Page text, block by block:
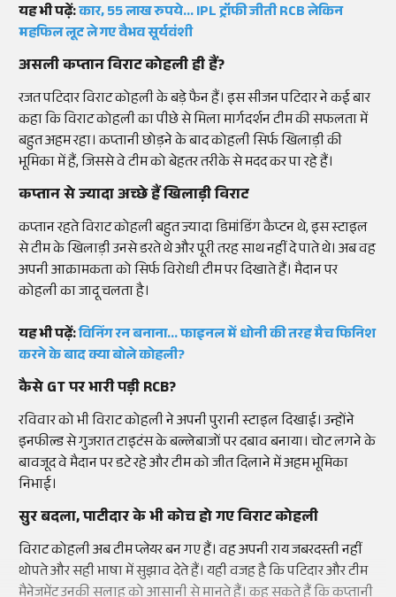
यह भी पढ़ें:कार, 55 लाख रुपये... IPL ट्रॉफी जीती RCB लेकिन
महफिल लूट ले गए वैभव सूर्यवंशी
असली कप्तान विराट कोहली ही हैं?
रजत पटिदार विराट कोहली के बड़े फैन हैं। इस सीजन पटिदार ने कई बार
कहा कि विराट कोहली का पीछे से मिला मार्गदर्शन टीम की सफलता में
बहुत अहम रहा। कप्तानी छोड़ने के बाद कोहली सिर्फ खिलाड़ी की
भूमिका में हैं, जिससे वे टीम को बेहतर तरीके से मदद कर पा रहे हैं।
कप्तान से ज्यादा अच्छे हैं खिलाड़ी विराट
कप्तान रहते विराट कोहली बहुत ज्यादा डिमांडिंग कैप्टन थे, इस स्टाइल
से टीम के खिलाड़ी उनसे डरते थे और पूरी तरह साथ नहीं दे पाते थे। अब वह
अपनी आक्रामकता को सिर्फ विरोधी टीम पर दिखाते हैं। मैदान पर
कोहली का जादू चलता है।
यह भी पढ़ें:विनिंग रन बनाना... फाइनल में धोनी की तरह मैच फिनिश
करने के बाद क्या बोले कोहली?
कैसे GT पर भारी पड़ी RCB?
रविवार को भी विराट कोहली ने अपनी पुरानी स्टाइल दिखाई। उन्होंने
इनफील्ड से गुजरात टाइटंस के बल्लेबाजों पर दबाव बनाया। चोट लगने के
बावजूद वे मैदान पर डटे रहे और टीम को जीत दिलाने में अहम भूमिका
निभाई।
सुर बदला, पाटीदार के भी कोच हो गए विराट कोहली
विराट कोहली अब टीम प्लेयर बन गए हैं। वह अपनी राय जबरदस्ती नहीं
थोपते और सही भाषा में सुझाव देते हैं। यही वजह है कि पटिदार और टीम